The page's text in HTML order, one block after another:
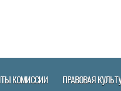
КОМИССИИ ПРАВОВАЯ